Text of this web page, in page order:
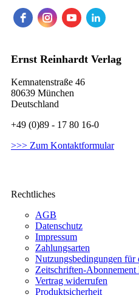
Ernst Reinhardt Verlag
Kemnatenstraße 46
80639 München
Deutschland
+49 (0)89 - 17 80 16-0
>>> Zum Kontaktformular
Rechtliches
AGB
Datenschutz
Impressum
Zahlungsarten
Nutzungsbedingungen für
Zeitschriften-Abonnement
Vertrag widerrufen
Produktsicherheit